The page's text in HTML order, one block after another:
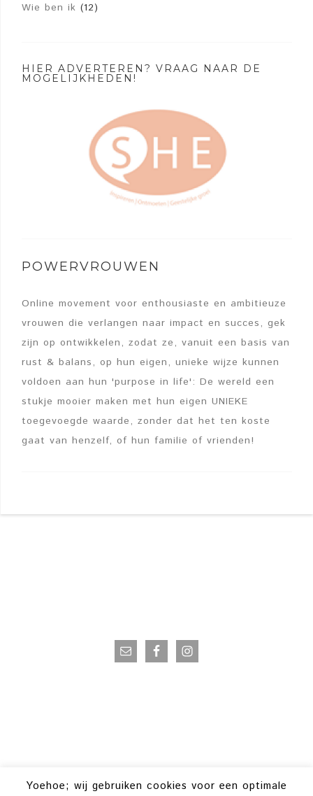
Wie ben ik (12)
HIER ADVERTEREN? VRAAG NAAR DE
MOGELIJKHEDEN!
POWERVROUWEN
Online movement voor enthousiaste en ambitieuze
vrouwen die verlangen naar impact en succes, gek
zijn op ontwikkelen, zodat ze, vanuit een basis van
rust & balans, op hun eigen, unieke wijze kunnen
voldoen aan hun 'purpose in life': De wereld een
stukje mooier maken met hun eigen UNIEKE
toegevoegde waarde, zonder dat het ten koste
gaat van henzelf, of hun familie of vrienden!
VOLG OP INSTAGRAM
Yoehoe; wij gebruiken cookies voor een optimale